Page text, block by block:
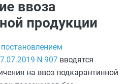
ввоза
продукции
постановлением
N 907 вводятся
на ввоз подкарантинной